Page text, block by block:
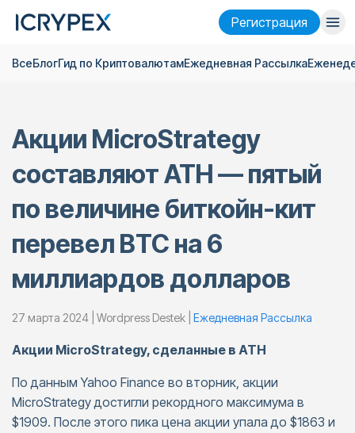
Pегистрация
Войти Pегистрация
Компания
Исследовать
Помощь
Фьючерсыx50
Language
ВсеБлогГид по КриптовалютамЕжедневная Pассылка
Акции MicroStrategy
составляют ATH — пятый
по величине биткойн-кит
перевел BTC на 6
миллиардов долларов
27 марта 2024 | Wordpress Destek | Ежедневная Pассылка
Акции MicroStrategy, сделанные в ATH
По данным Yahoo Finance во вторник, акции
MicroStrategy достигли рекордного максимума в
$1909. После этого пика цена акции упала до $1863 и